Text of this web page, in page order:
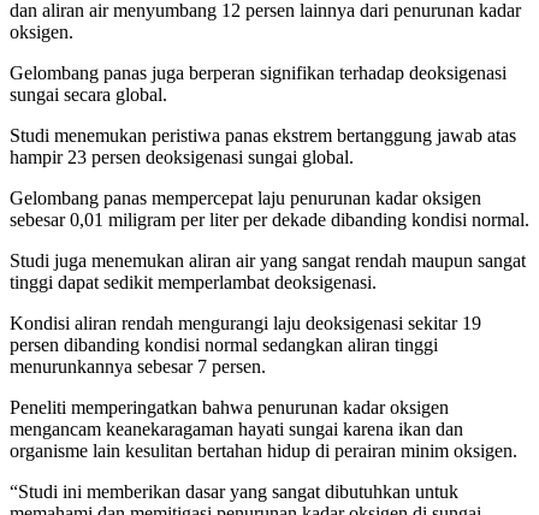
dan aliran air menyumbang 12 persen lainnya dari penurunan kadar
oksigen.
Gelombang panas juga berperan signifikan terhadap deoksigenasi
sungai secara global.
Studi menemukan peristiwa panas ekstrem bertanggung jawab atas
hampir 23 persen deoksigenasi sungai global.
Gelombang panas mempercepat laju penurunan kadar oksigen
sebesar 0,01 miligram per liter per dekade dibanding kondisi normal.
Studi juga menemukan aliran air yang sangat rendah maupun sangat
tinggi dapat sedikit memperlambat deoksigenasi.
Kondisi aliran rendah mengurangi laju deoksigenasi sekitar 19
persen dibanding kondisi normal sedangkan aliran tinggi
menurunkannya sebesar 7 persen.
Peneliti memperingatkan bahwa penurunan kadar oksigen
mengancam keanekaragaman hayati sungai karena ikan dan
organisme lain kesulitan bertahan hidup di perairan minim oksigen.
“Studi ini memberikan dasar yang sangat dibutuhkan untuk